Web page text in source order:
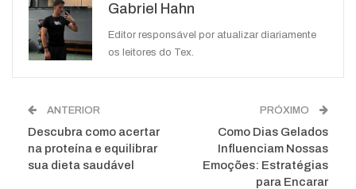
WhatsApp
Gabriel Hahn
Editor responsável por atualizar diariamente
os leitores do Tex.
ANTERIOR
Descubra como acertar
na proteína e equilibrar
sua dieta saudável
PRÓXIMO
Como Dias Gelados
Influenciam Nossas
Emoções: Estratégias
para Encarar